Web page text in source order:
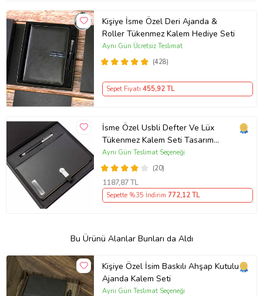
Kişiye İsme Özel Deri Ajanda &
Roller Tükenmez Kalem Hediye Seti
(428)
Aynı Gün Ücretsiz Teslimat
Sepet Fiyatı 455,92 TL
İsme Özel Usbli Defter Ve Lüx
Tükenmez Kalem Seti Tasarım
Kutulu
(20)
Aynı Gün Teslimat Seçeneği
1187,87 TL
Sepette %35 İndirim 772,12 TL
Bu Ürünü Alanlar Bunları da Aldı
Kişiye Özel İsim Baskılı Ahşap Kutulu
Ajanda Kalem Seti
Aynı Gün Teslimat Seçeneği